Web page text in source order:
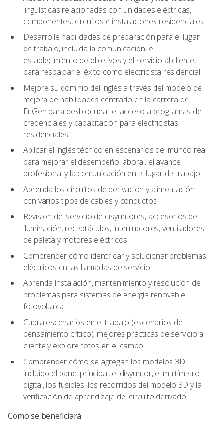
lingüísticas relacionadas con unidades eléctricas,
componentes, circuitos e instalaciones residenciales.
Desarrolle habilidades de preparación para el lugar
de trabajo, incluida la comunicación, el
establecimiento de objetivos y el servicio al cliente,
para respaldar el éxito como electricista residencial
Mejore su dominio del inglés a través del modelo de
mejora de habilidades centrado en la carrera de
EnGen para desbloquear el acceso a programas de
credenciales y capacitación para electricistas
residenciales
Aplicar el inglés técnico en escenarios del mundo real
para mejorar el desempeño laboral, el avance
profesional y la comunicación en el lugar de trabajo
Aprenda los circuitos de derivación y alimentación
con varios tipos de cables y conductos
Revisión del servicio de disyuntores, accesorios de
iluminación, receptáculos, interruptores, ventiladores
de paleta y motores eléctricos
Comprender cómo identificar y solucionar problemas
eléctricos en las llamadas de servicio
Aprenda instalación, mantenimiento y resolución de
problemas para sistemas de energía renovable
fotovoltaica
Cubra escenarios en el trabajo (escenarios de
pensamiento crítico), mejores prácticas de servicio al
cliente y explore fotos en el campo
Comprender cómo se agregan los modelos 3D,
incluido el panel principal, el disyuntor, el multímetro
digital, los fusibles, los recorridos del modelo 3D y la
verificación de aprendizaje del circuito derivado
Cómo se beneficiará